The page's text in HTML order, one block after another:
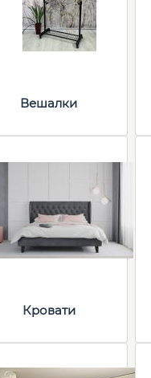
Вешалки
Кровати